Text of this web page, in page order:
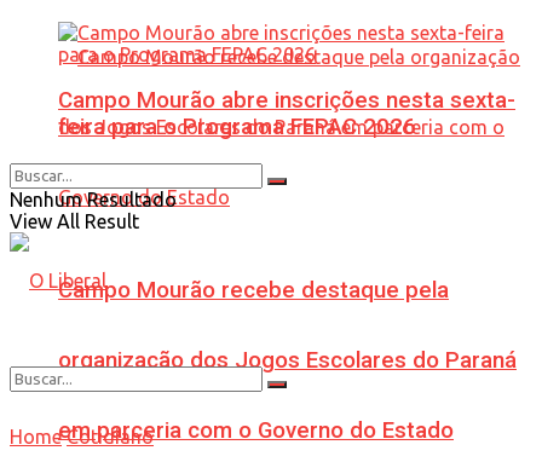
Campo Mourão recebe destaque pela
organização dos Jogos Escolares do Paraná
em parceria com o Governo do Estado
Campo Mourão abre inscrições nesta sexta-
feira para o Programa FEPAC 2026
Nenhum Resultado
View All Result
Home Cotidiano